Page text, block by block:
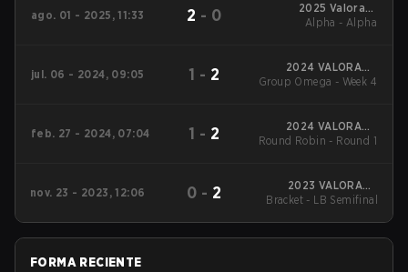
ago. 01 - 2025, 11:33 2 - 0
2025 Valorant
Champions Tour:
Alpha - Alpha
jul. 06 - 2024, 09:05 1 - 2
2024 VALORANT
Champions
Group Omega - Week 4
feb. 27 - 2024, 07:04 1 - 2
2024 VALORANT
Champions Tour:
Round Robin - Round 1
nov. 23 - 2023, 12:06 0 - 2
2023 VALORANT
China Evolution Series
Bracket - LB Semifinal
FORMA RECIENTE